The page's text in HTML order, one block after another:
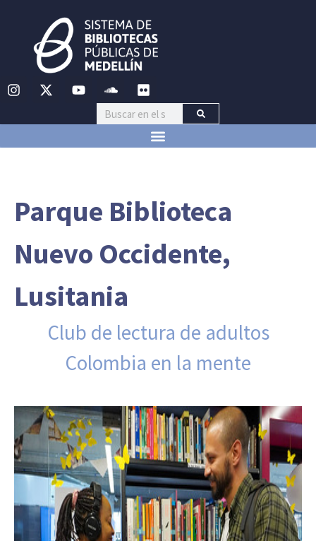
Parque Biblioteca
Nuevo Occidente,
Lusitania
Club de lectura de adultos
Colombia en la mente